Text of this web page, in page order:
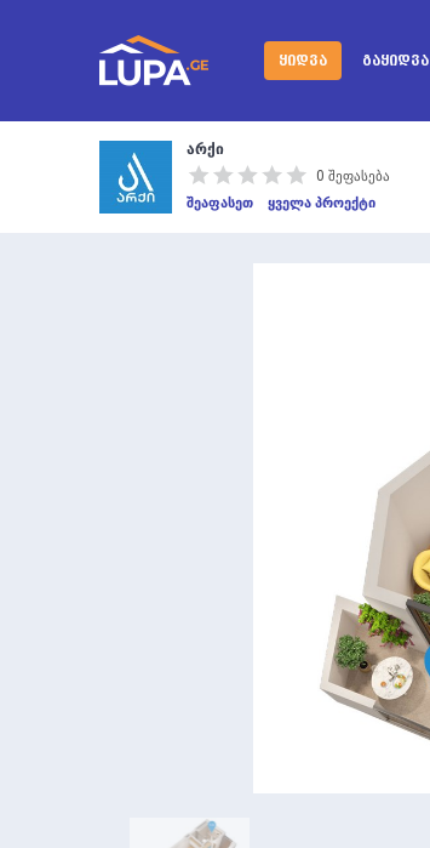
ᲧᲘᲓᲕᲐ ᲒᲐᲧᲘᲓᲕᲐ
არქი
0 შეფასება
შეაფასეთ
ყველა პროექტი